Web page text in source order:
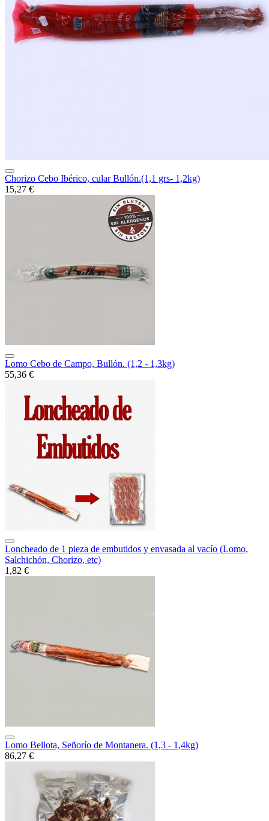
Chorizo Cebo Ibérico, cular Bullón.(1,1 grs- 1,2kg)
15,27 €
Lomo Cebo de Campo, Bullón. (1,2 - 1,3kg)
55,36 €
Loncheado de 1 pieza de embutidos y envasada al vacío (Lomo,
Salchichón, Chorizo, etc)
1,82 €
Lomo Bellota, Señorío de Montanera. (1,3 - 1,4kg)
86,27 €